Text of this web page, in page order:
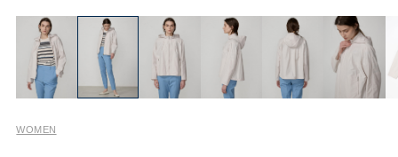
WOMEN